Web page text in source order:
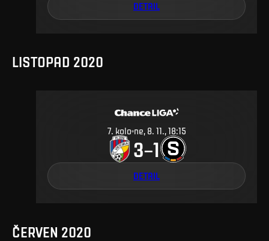
DETAIL
LISTOPAD 2020
7. kolo ne, 8. 11., 18:15
3–1
DETAIL
ČERVEN 2020